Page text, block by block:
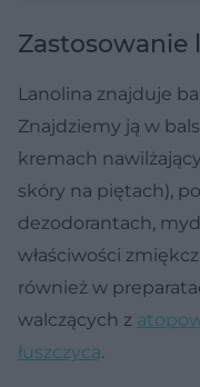
Zastosowanie
Lanolina znajduje
Znajdziemy ją w
kremach
skóry na piętach),
dezodorantach,
właściwości
również w
walczących z
łuszczycą.